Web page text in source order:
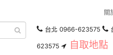
關
台北 0966-623575
623575 自取地點